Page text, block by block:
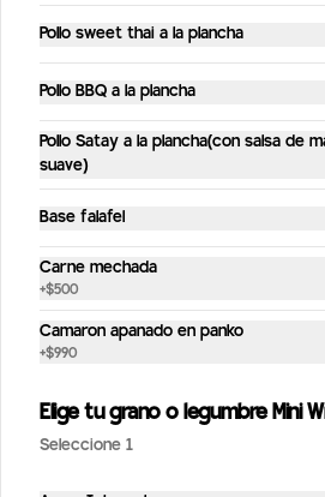
350ml
$2.190
Sprite
Pollo sweet thai a la plancha
Pollo BBQ a la plancha
Pollo Satay a la plancha(con salsa de
suave)
Base falafel
Carne mechada
+$500
Camaron apanado en panko
+$990
Elige tu grano o legumbre Mini
Seleccione 1